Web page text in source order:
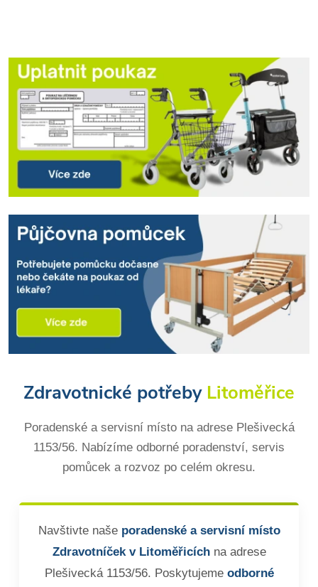
Zdravotnické potřeby Litoměřice
Poradenské a servisní místo na adrese Plešivecká
1153/56. Nabízíme odborné poradenství, servis
pomůcek a rozvoz po celém okresu.
Navštivte naše poradenské a servisní místo
Zdravotníček v Litoměřicíchna adrese
Plešivecká 1153/56. Poskytujeme odborné